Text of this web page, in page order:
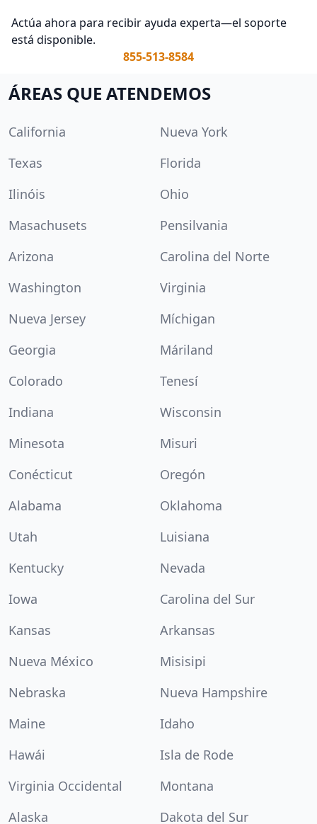
Actúa ahora para recibir ayuda experta—el soporte
está disponible.
855-513-8584
ÁREAS QUE ATENDEMOS
California
Nueva York
Texas
Florida
Ilinóis
Ohio
Masachusets
Pensilvania
Arizona
Carolina del Norte
Washington
Virginia
Nueva Jersey
Míchigan
Georgia
Máriland
Colorado
Tenesí
Indiana
Wisconsin
Minesota
Misuri
Conécticut
Oregón
Alabama
Oklahoma
Utah
Luisiana
Kentucky
Nevada
Iowa
Carolina del Sur
Kansas
Arkansas
Nueva México
Misisipi
Nebraska
Nueva Hampshire
Maine
Idaho
Hawái
Isla de Rode
Virginia Occidental
Montana
Alaska
Dakota del Sur